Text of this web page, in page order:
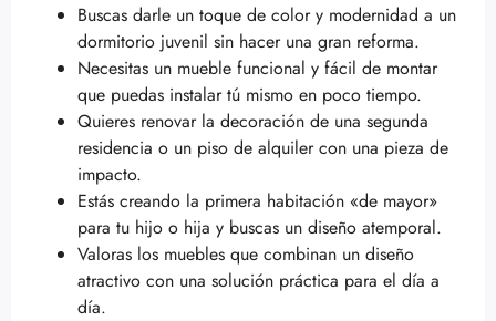
Buscas darle un toque de color y modernidad a un
dormitorio juvenil sin hacer una gran reforma.
Necesitas un mueble funcional y fácil de montar
que puedas instalar tú mismo en poco tiempo.
Quieres renovar la decoración de una segunda
residencia o un piso de alquiler con una pieza de
impacto.
Estás creando la primera habitación «de mayor»
para tu hijo o hija y buscas un diseño atemporal.
Valoras los muebles que combinan un diseño
atractivo con una solución práctica para el día a
día.